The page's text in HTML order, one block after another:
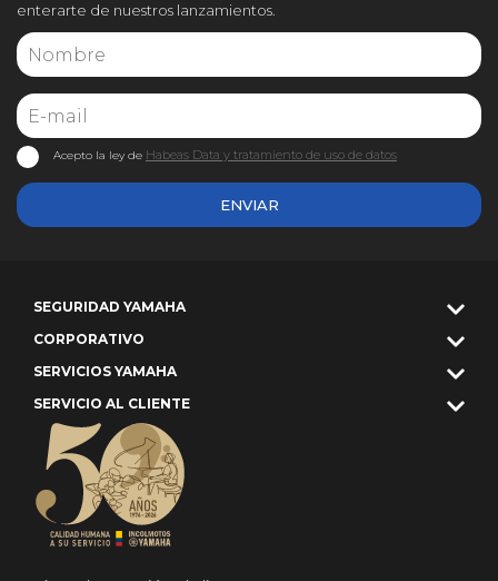
enterarte de nuestros lanzamientos.
ENVIAR
Acepto la ley de Habeas Data y tratamiento de uso de datos
SEGURIDAD YAMAHA
CORPORATIVO
SERVICIOS YAMAHA
SERVICIO AL CLIENTE